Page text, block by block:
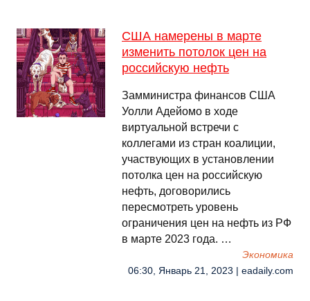
США намерены в марте
изменить потолок цен на
российскую нефть
Замминистра финансов США
Уолли Адейомо в ходе
виртуальной встречи с
коллегами из стран коалиции,
участвующих в установлении
потолка цен на российскую
нефть, договорились
пересмотреть уровень
ограничения цен на нефть из РФ
в марте 2023 года. …
Экономика
06:30, Январь 21, 2023 | eadaily.com